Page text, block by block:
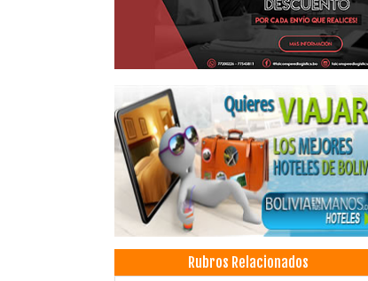
Rubros Relacionados